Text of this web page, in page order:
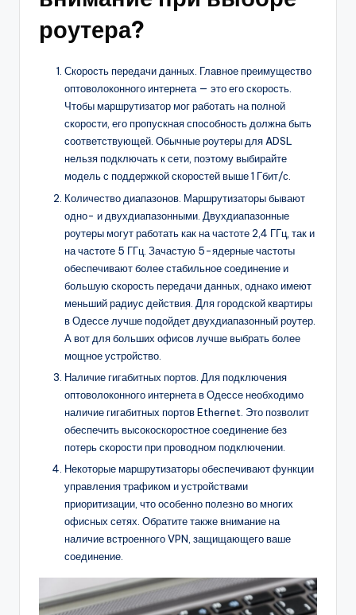
роутера?
Скорость передачи данных. Главное преимущество
оптоволоконного интернета — это его скорость.
Чтобы маршрутизатор мог работать на полной
скорости, его пропускная способность должна быть
соответствующей. Обычные роутеры для ADSL
нельзя подключать к сети, поэтому выбирайте
модель с поддержкой скоростей выше 1 Гбит/с.
Количество диапазонов. Маршрутизаторы бывают
одно- и двухдиапазонными. Двухдиапазонные
роутеры могут работать как на частоте 2,4 ГГц, так и
на частоте 5 ГГц. Зачастую 5-ядерные частоты
обеспечивают более стабильное соединение и
большую скорость передачи данных, однако имеют
меньший радиус действия. Для городской квартиры
в Одессе лучше подойдет двухдиапазонный роутер.
А вот для больших офисов лучше выбрать более
мощное устройство.
Наличие гигабитных портов. Для подключения
оптоволоконного интернета в Одессе необходимо
наличие гигабитных портов Ethernet. Это позволит
обеспечить высокоскоростное соединение без
потерь скорости при проводном подключении.
Некоторые маршрутизаторы обеспечивают функции
управления трафиком и устройствами
приоритизации, что особенно полезно во многих
офисных сетях. Обратите также внимание на
наличие встроенного VPN, защищающего ваше
соединение.